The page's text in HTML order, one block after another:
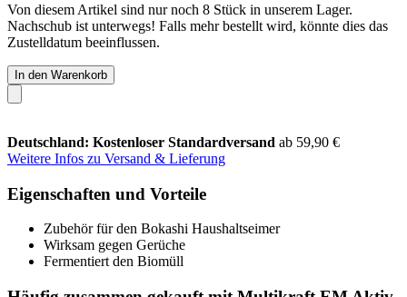
Von diesem Artikel sind nur noch 8 Stück in unserem Lager.
Nachschub ist unterwegs! Falls mehr bestellt wird, könnte dies das
Zustelldatum beeinflussen.
In den Warenkorb
Deutschland: Kostenloser Standardversand ab 59,90 €
Weitere Infos zu Versand & Lieferung
Eigenschaften und Vorteile
Zubehör für den Bokashi Haushaltseimer
Wirksam gegen Gerüche
Fermentiert den Biomüll